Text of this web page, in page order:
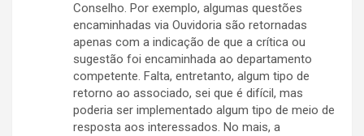
Conselho. Por exemplo, algumas questões
encaminhadas via Ouvidoria são retornadas
apenas com a indicação de que a crítica ou
sugestão foi encaminhada ao departamento
competente. Falta, entretanto, algum tipo de
retorno ao associado, sei que é difícil, mas
poderia ser implementado algum tipo de meio de
resposta aos interessados. No mais, a